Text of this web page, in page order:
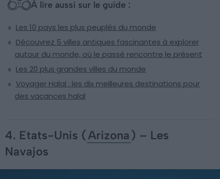
À lire aussi sur le guide :
Les 10 pays les plus peuplés du monde
Découvrez 5 villes antiques fascinantes à explorer
autour du monde, où le passé rencontre le présent
Les 20 plus grandes villes du monde
Voyager Halal : les dix meilleures destinations pour
des vacances halal
4. Etats-Unis (Arizona ) – Les
Navajos